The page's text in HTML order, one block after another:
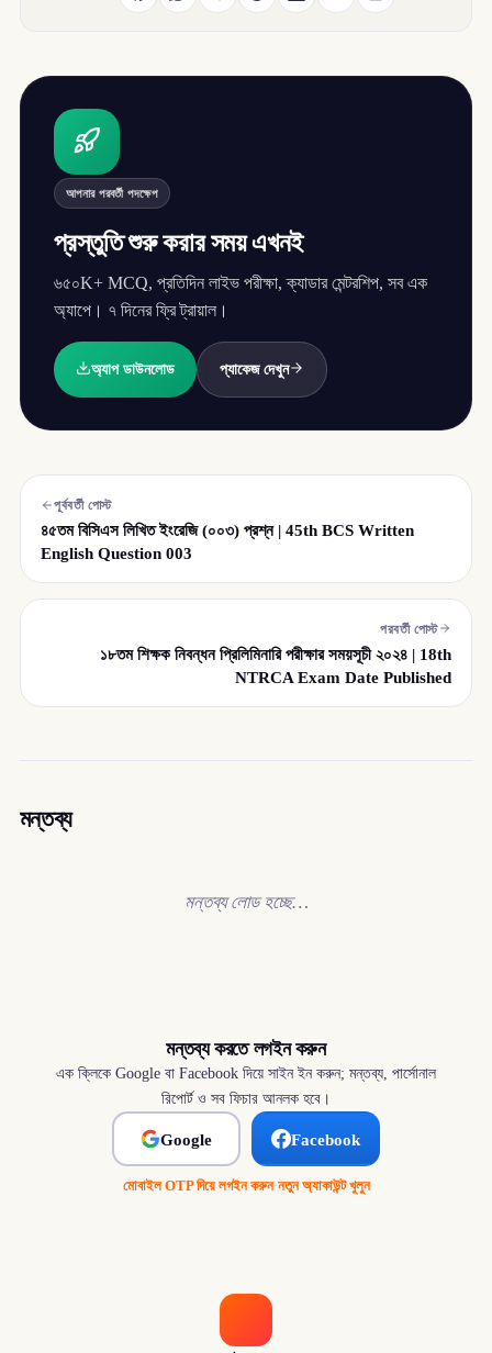
আপনার পরবর্তী পদক্ষেপ
প্রস্তুতি শুরু করার সময় এখনই
৬৫০K+ MCQ, প্রতিদিন লাইভ পরীক্ষা, ক্যাডার মেন্টরশিপ, সব এক
অ্যাপে। ৭ দিনের ফ্রি ট্রায়াল।
অ্যাপ ডাউনলোড প্যাকেজ দেখুন
পূর্ববর্তী পোস্ট
৪৫তম বিসিএস লিখিত ইংরেজি (০০৩) প্রশ্ন | 45th BCS Written
English Question 003
পরবর্তী পোস্ট
১৮তম শিক্ষক নিবন্ধন প্রিলিমিনারি পরীক্ষার সময়সূচী ২০২৪ | 18th
NTRCA Exam Date Published
মন্তব্য
মন্তব্য লোড হচ্ছে…
মন্তব্য করতে লগইন করুন
এক ক্লিকে Google বা Facebook দিয়ে সাইন ইন করুন; মন্তব্য, পার্সোনাল
রিপোর্ট ও সব ফিচার আনলক হবে।
Google Facebook
মোবাইল OTP দিয়ে লগইন করুন·নতুন অ্যাকাউন্ট খুলুন